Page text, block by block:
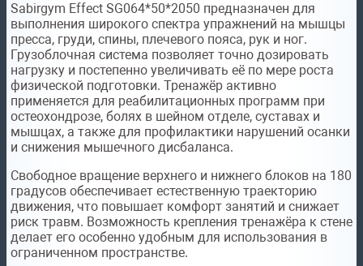
Sabirgym Effect SG064*50*2050 предназначен для
выполнения широкого спектра упражнений на мышцы
пресса, груди, спины, плечевого пояса, рук и ног.
Грузоблочная система позволяет точно дозировать
нагрузку и постепенно увеличивать её по мере роста
физической подготовки. Тренажёр активно
применяется для реабилитационных программ при
остеохондрозе, болях в шейном отделе, суставах и
мышцах, а также для профилактики нарушений осанки
и снижения мышечного дисбаланса.
Свободное вращение верхнего и нижнего блоков на 180
градусов обеспечивает естественную траекторию
движения, что повышает комфорт занятий и снижает
риск травм. Возможность крепления тренажёра к стене
делает его особенно удобным для использования в
ограниченном пространстве.